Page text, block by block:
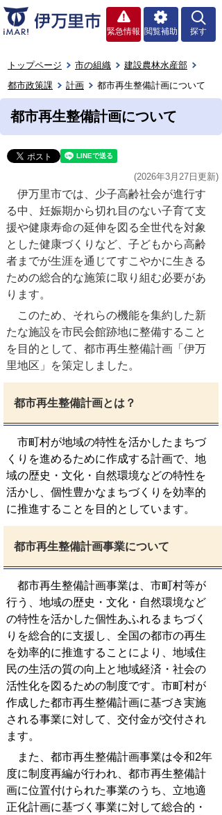
緊急情報 閲覧補助 探す
トップページ 市の組織
建設農林水産部
都市政策課
計画 都市再生整備計画について
都市再生整備計画について
(2026年3月27日更新)
伊万里市では、少子高齢社会が進行す
る中、妊娠期から切れ目のない子育て支
援や健康寿命の延伸を図る全世代を対象
とした健康づくりなど、子どもから高齢
者までが生涯を通じてすこやかに生きる
ための総合的な施策に取り組む必要があ
ります。
このため、それらの機能を集約した新
たな施設を市民会館跡地に整備すること
を目的として、都市再生整備計画「伊万
里地区」を策定しました。
都市再生整備計画とは？
市町村が地域の特性を活かしたまちづ
くりを進めるために作成する計画で、地
域の歴史・文化・自然環境などの特性を
活かし、個性豊かなまちづくりを効率的
に推進することを目的としています。
都市再生整備計画事業について
都市再生整備計画事業は、市町村等が
行う、地域の歴史・文化・自然環境など
の特性を活かした個性あふれるまちづく
りを総合的に支援し、全国の都市の再生
を効率的に推進することにより、地域住
民の生活の質の向上と地域経済・社会の
活性化を図るための制度です。市町村が
作成した都市再生整備計画に基づき実施
される事業に対して、交付金が交付され
ます。
また、都市再生整備計画事業は令和2年
度に制度再編が行われ、都市再生整備計
画に位置付けられた事業のうち、立地適
正化計画に基づく事業に対して総合的・